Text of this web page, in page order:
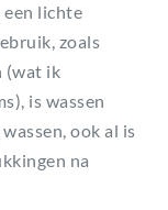
lichte
zoals
(wat ik
is wassen
ook al is
na